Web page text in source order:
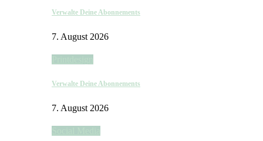
Verwalte Deine Abonnements
7. August 2026
Verwalte Deine Abonnements
7. August 2026